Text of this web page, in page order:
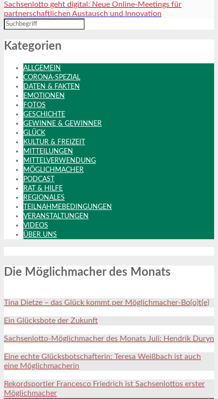
Sachsenlotto geht digital: Neue Online-Meetings für
partnerschaftlichen Austausch und Innovation
Kategorien
ALLGEMEIN
CORONA-SPEZIAL
DATEN & FAKTEN
EMOTIONEN
FOTOS
GESCHICHTE
GEWINNE & GEWINNER
GLÜCK
KULTUR & FREIZEIT
MITTEILUNGEN
MITTELVERWENDUNG
MÖGLICHMACHER
PODCAST
RAT & HILFE
REGIONALES
TEILNAHMEBEDINGUNGEN
VERANSTALTUNGEN
VIDEOS
ÜBER UNS
Die Möglichmacher des Monats
Tina Dietze – das Glück kommt per Möglichmacher-Bo(o)t(e)
Ein Glücksbote der Zukunft
Sachsenlotto-Möglichmacher des Monats Juli: Hendrik Duryn
Eine echte Glücksbotschafterin: Teresa Weißbach ist auch
eine Möglichmacherin
Rekordsportler Francesco Friedrich ist Sachsenlottos erster
Möglichmacher